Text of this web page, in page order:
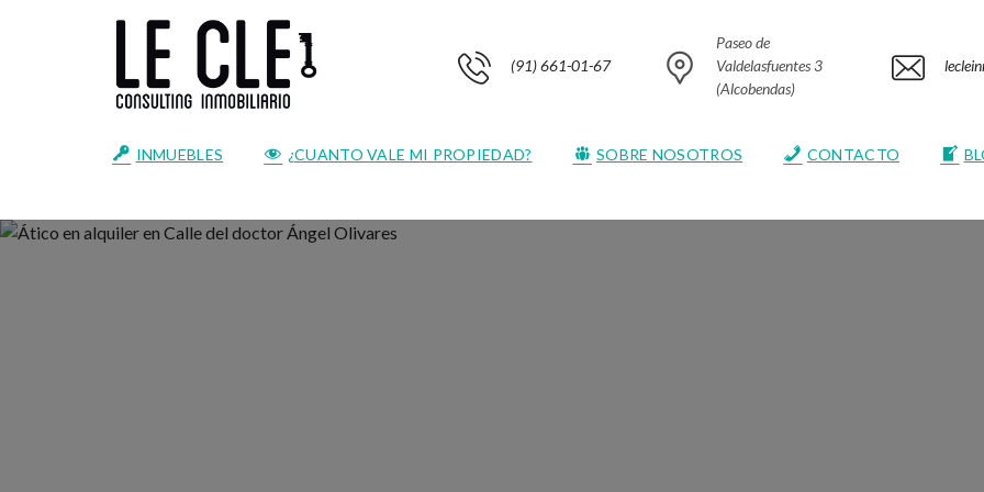
(91) 661-01-67
Paseo de
Valdelasfuentes 3
(Alcobendas)
INMUEBLES ¿CUANTO VALE MI PROPIEDAD? SOBRE NOSOTROS CONTACTO